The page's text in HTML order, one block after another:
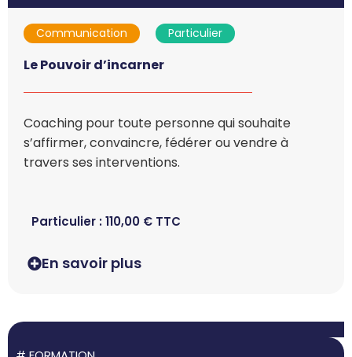
Communication Particulier
Le Pouvoir d’incarner
Coaching pour toute personne qui souhaite
s’affirmer, convaincre, fédérer ou vendre à
travers ses interventions.
Particulier :110,00 € TTC
En savoir plus